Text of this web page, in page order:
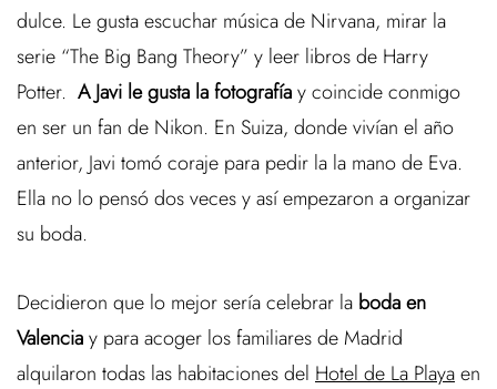
dulce. Le gusta escuchar música de Nirvana, mirar la
serie “The Big Bang Theory” y leer libros de Harry
Potter. A Javi le gusta la fotografíay coincide conmigo
en ser un fan de Nikon. En Suiza, donde vivían el año
anterior, Javi tomó coraje para pedir la la mano de Eva.
Ella no lo pensó dos veces y así empezaron a organizar
su boda.
Decidieron que lo mejor sería celebrar la boda en
Valenciay para acoger los familiares de Madrid
alquilaron todas las habitaciones del Hotel de La Playaen